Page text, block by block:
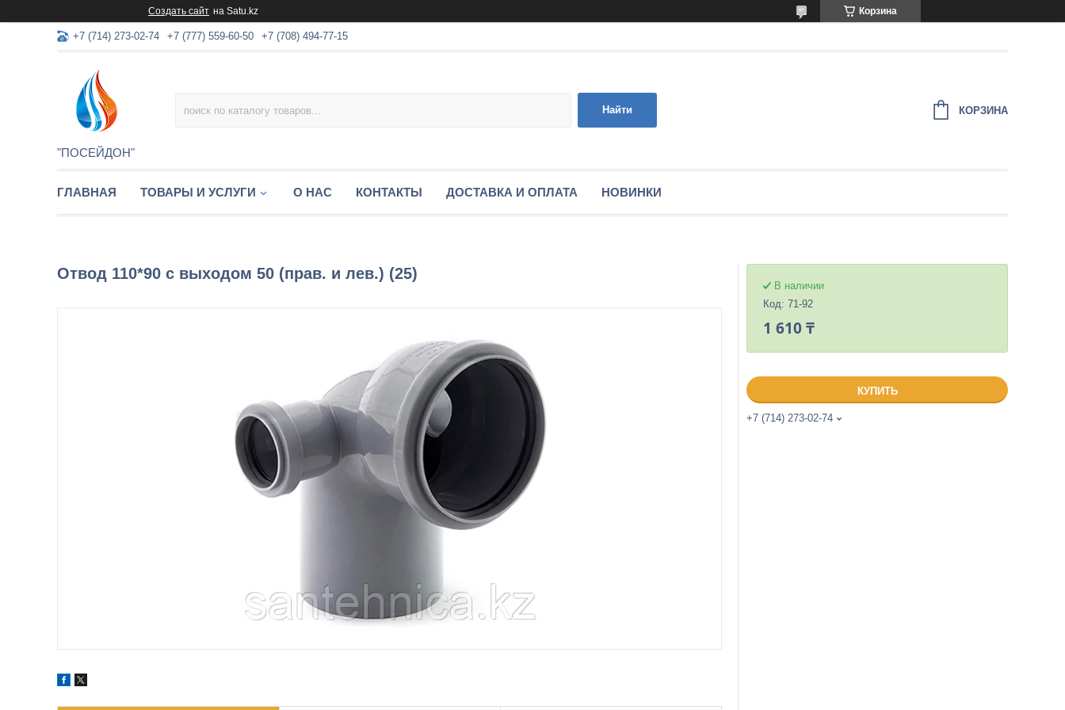
Создать сайт на Satu.kz Корзина
+7 (714) 273-02-74 +7 (777) 559-60-50 +7 (708) 494-77-15
"ПОСЕЙДОН"
Найти КОРЗИНА
ГЛАВНАЯ ТОВАРЫ И УСЛУГИ О НАС КОНТАКТЫ ДОСТАВКА И ОПЛАТА НОВИНКИ
Отвод 110*90 с выходом 50 (прав. и лев.) (25)
В наличии
Код: 71-92
1 610 ₸
КУПИТЬ
+7 (714) 273-02-74